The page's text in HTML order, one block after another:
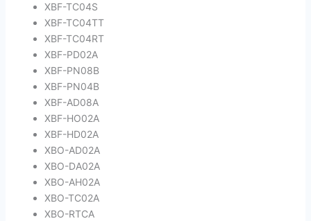
XBF-TC04S
XBF-TC04TT
XBF-TC04RT
XBF-PD02A
XBF-PN08B
XBF-PN04B
XBF-AD08A
XBF-HO02A
XBF-HD02A
XBO-AD02A
XBO-DA02A
XBO-AH02A
XBO-TC02A
XBO-RTCA